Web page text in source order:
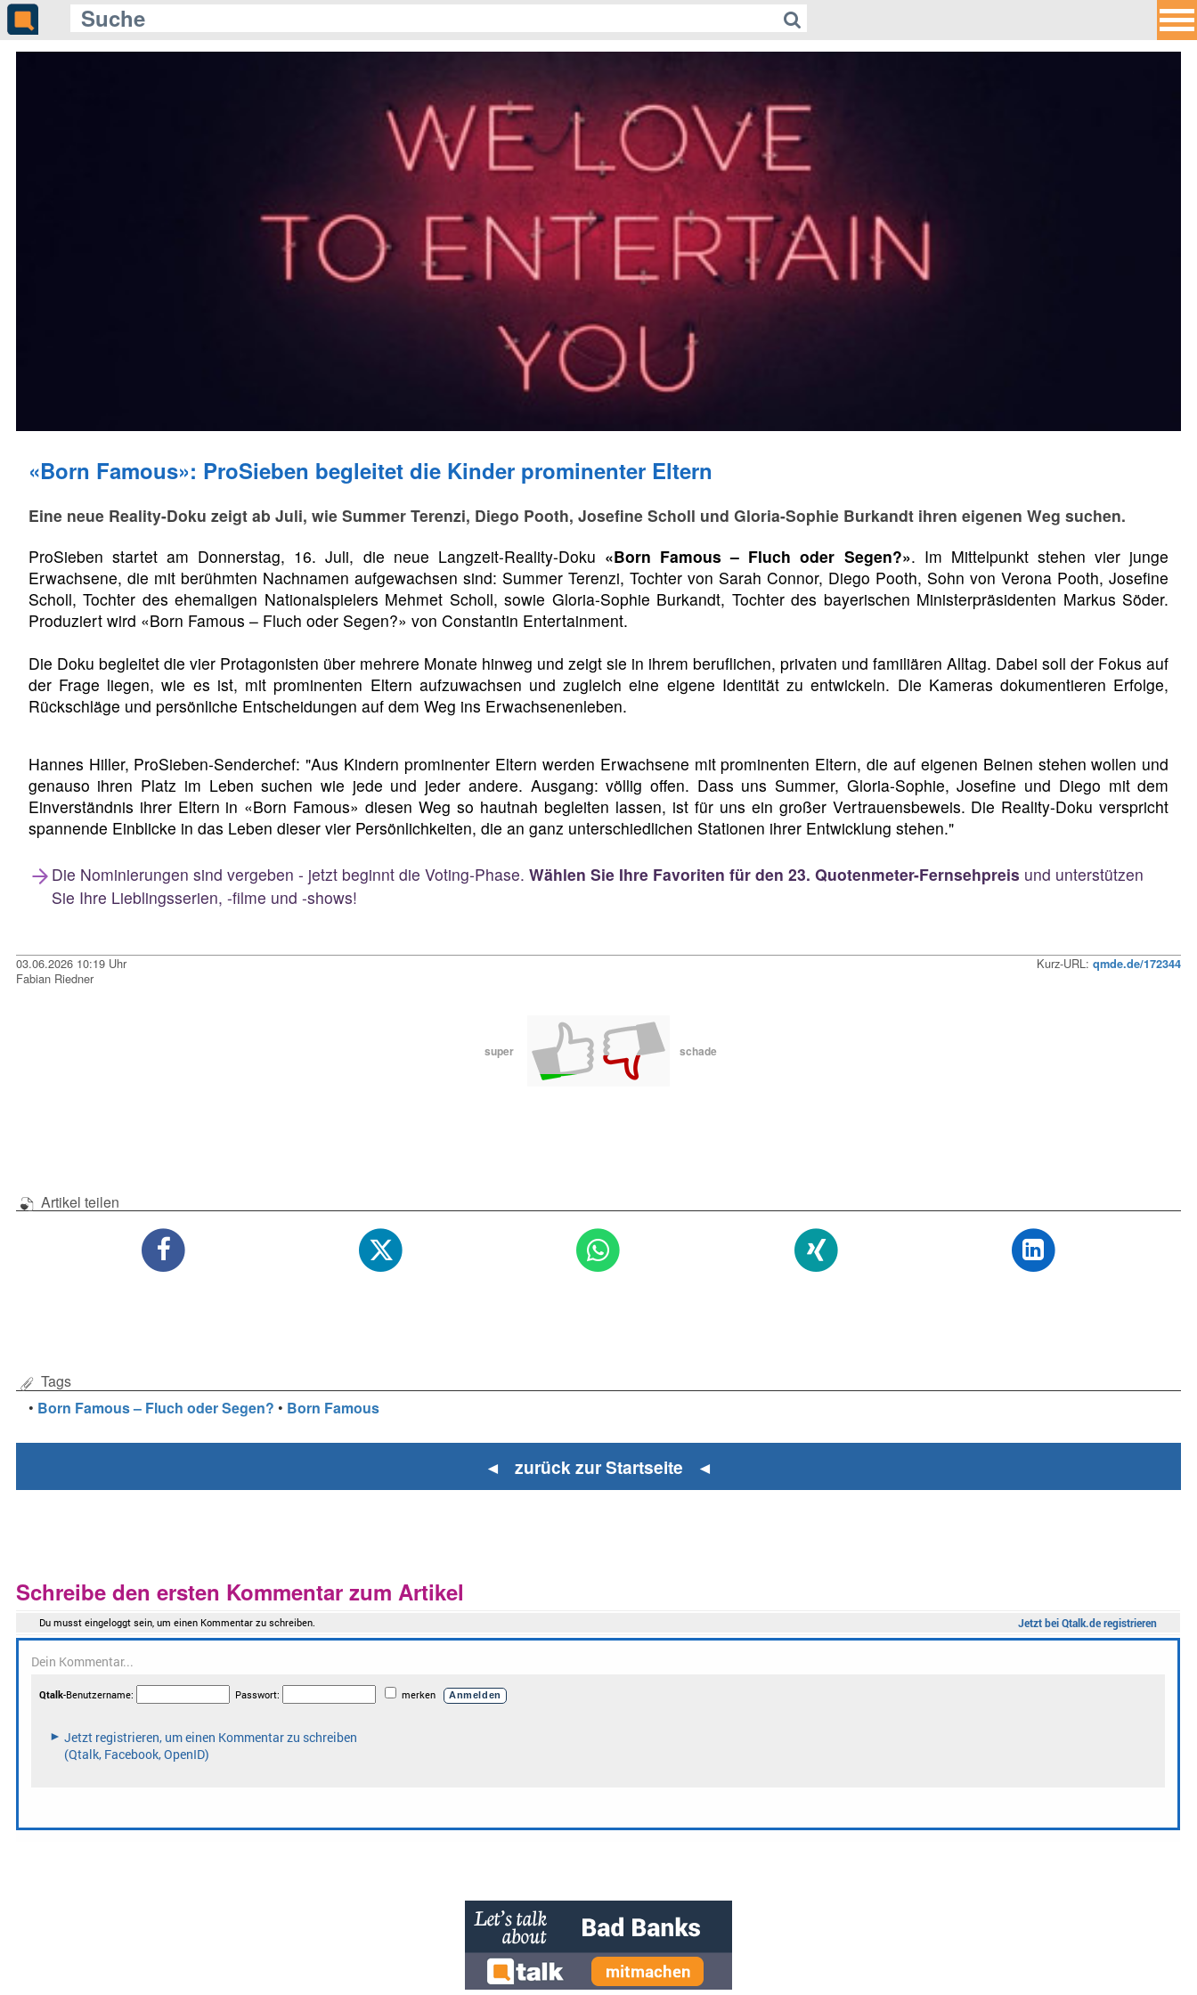
«Born Famous»: ProSieben begleitet die Kinder prominenter Eltern
Eine neue Reality-Doku zeigt ab Juli, wie Summer Terenzi, Diego Pooth, Josefine Scholl und Gloria-Sophie Burkandt ihren eigenen Weg suchen.
ProSieben startet am Donnerstag, 16. Juli, die neue Langzeit-Reality-Doku «Born Famous – Fluch oder Segen?». Im Mittelpunkt stehen vier junge
Erwachsene, die mit berühmten Nachnamen aufgewachsen sind: Summer Terenzi, Tochter von Sarah Connor, Diego Pooth, Sohn von Verona Pooth, Josefine
Scholl, Tochter des ehemaligen Nationalspielers Mehmet Scholl, sowie Gloria-Sophie Burkandt, Tochter des bayerischen Ministerpräsidenten Markus Söder.
Produziert wird «Born Famous – Fluch oder Segen?» von Constantin Entertainment.
Die Doku begleitet die vier Protagonisten über mehrere Monate hinweg und zeigt sie in ihrem beruflichen, privaten und familiären Alltag. Dabei soll der Fokus auf
der Frage liegen, wie es ist, mit prominenten Eltern aufzuwachsen und zugleich eine eigene Identität zu entwickeln. Die Kameras dokumentieren Erfolge,
Rückschläge und persönliche Entscheidungen auf dem Weg ins Erwachsenenleben.
Hannes Hiller, ProSieben-Senderchef: "Aus Kindern prominenter Eltern werden Erwachsene mit prominenten Eltern, die auf eigenen Beinen stehen wollen und
genauso ihren Platz im Leben suchen wie jede und jeder andere. Ausgang: völlig offen. Dass uns Summer, Gloria-Sophie, Josefine und Diego mit dem
Einverständnis ihrer Eltern in «Born Famous» diesen Weg so hautnah begleiten lassen, ist für uns ein großer Vertrauensbeweis. Die Reality-Doku verspricht
spannende Einblicke in das Leben dieser vier Persönlichkeiten, die an ganz unterschiedlichen Stationen ihrer Entwicklung stehen."
Die Nominierungen sind vergeben - jetzt beginnt die Voting-Phase.Wählen Sie Ihre Favoriten für den 23. Quotenmeter-Fernsehpreis und unterstützen
Sie Ihre Lieblingsserien, -filme und -shows!
03.06.2026 10:19 Uhr Kurz-URL: qmde.de/172344
Fabian Riedner
super schade
Artikel teilen
Tags
• Born Famous – Fluch oder Segen? • Born Famous
◄ zurück zur Startseite ◄
Schreibe den ersten Kommentar zum Artikel